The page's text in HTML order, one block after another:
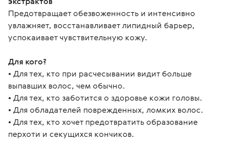
Предотвращает обезвоженность и интенсивно
увлажняет, восстанавливает липидный барьер,
успокаивает чувствительную кожу.
Для кого?
• Для тех, кто при расчесывании видит больше
выпавших волос, чем обычно.
• Для тех, кто заботится о здоровье кожи головы.
• Для обладателей поврежденных, ломких волос.
• Для тех, кто хочет предотвратить образование
перхоти и секущихся кончиков.